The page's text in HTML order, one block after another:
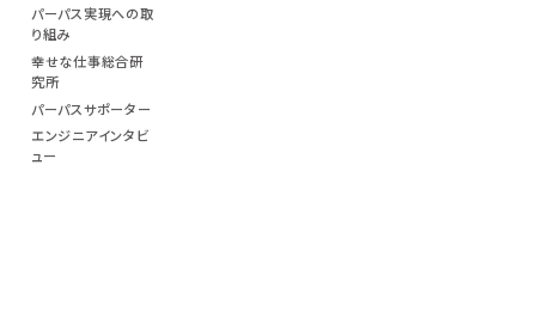
パーパス実現への取
り組み
幸せな仕事総合研
究所
パーパスサポーター
エンジニアインタビ
ュー